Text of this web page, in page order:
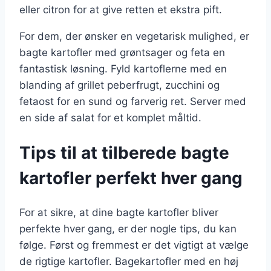
eller citron for at give retten et ekstra pift.
For dem, der ønsker en vegetarisk mulighed, er
bagte kartofler med grøntsager og feta en
fantastisk løsning. Fyld kartoflerne med en
blanding af grillet peberfrugt, zucchini og
fetaost for en sund og farverig ret. Server med
en side af salat for et komplet måltid.
Tips til at tilberede bagte
kartofler perfekt hver gang
For at sikre, at dine bagte kartofler bliver
perfekte hver gang, er der nogle tips, du kan
følge. Først og fremmest er det vigtigt at vælge
de rigtige kartofler. Bagekartofler med en høj